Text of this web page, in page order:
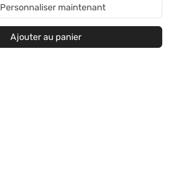
Personnaliser maintenant
Ajouter au panier